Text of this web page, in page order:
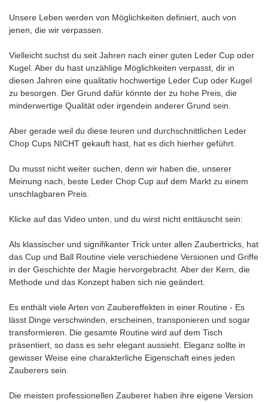
Unsere Leben werden von Möglichkeiten definiert, auch von
jenen, die wir verpassen.
Vielleicht suchst du seit Jahren nach einer guten Leder Cup oder
Kugel. Aber du hast unzählige Möglichkeiten verpasst, dir in
diesen Jahren eine qualitativ hochwertige Leder Cup oder Kugel
zu besorgen. Der Grund dafür könnte der zu hohe Preis, die
minderwertige Qualität oder irgendein anderer Grund sein.
Aber gerade weil du diese teuren und durchschnittlichen Leder
Chop Cups NICHT gekauft hast, hat es dich hierher geführt.
Du musst nicht weiter suchen, denn wir haben die, unserer
Meinung nach, beste Leder Chop Cup auf dem Markt zu einem
unschlagbaren Preis.
Klicke auf das Video unten, und du wirst nicht enttäuscht sein:
Als klassischer und signifikanter Trick unter allen Zaubertricks, hat
das Cup und Ball Routine viele verschiedene Versionen und Griffe
in der Geschichte der Magie hervorgebracht. Aber der Kern, die
Methode und das Konzept haben sich nie geändert.
Es enthält viele Arten von Zaubereffekten in einer Routine - Es
lässt Dinge verschwinden, erscheinen, transponieren und sogar
transformieren. Die gesamte Routine wird auf dem Tisch
präsentiert, so dass es sehr elegant aussieht. Eleganz sollte in
gewisser Weise eine charakterliche Eigenschaft eines jeden
Zauberers sein.
Die meisten professionellen Zauberer haben ihre eigene Version